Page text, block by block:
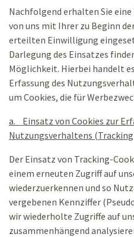
Nachfolgend erhalten Sie eine
von uns mit Ihrer zu Beginn
erteilten Einwilligung
Darlegung des Einsatzes
Möglichkeit. Hierbei handelt
Erfassung des
um Cookies, die für
a. Einsatz von Cookies zur
Nutzungsverhaltens
Der Einsatz von Tracking-
einem erneuten Zugriff auf
wiederzuerkennen und so
vergebenen Kennziffer
wir wiederholte Zugriffe auf
zusammenhängend